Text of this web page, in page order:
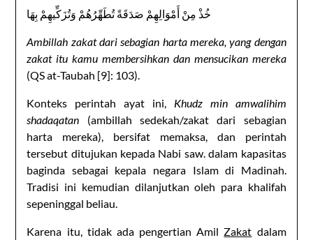
خُذْ مِنْ أَمْوَالِهِمْ صَدَقَةً تُطَهِّرُهُمْ وَتُزَكِّيهِمْ بِهَا
Ambillah zakat dari sebagian harta mereka, yang dengan
zakat itu kamu membersihkan dan mensucikan mereka
(QS at-Taubah [9]: 103).
Konteks perintah ayat ini, Khudz min amwalihim
shadaqatan (ambillah sedekah/zakat dari sebagian
harta mereka), bersifat memaksa, dan perintah
tersebut ditujukan kepada Nabi saw. dalam kapasitas
baginda sebagai kepala negara Islam di Madinah.
Tradisi ini kemudian dilanjutkan oleh para khalifah
sepeninggal beliau.
Karena itu, tidak ada pengertian Amil Zakat dalam